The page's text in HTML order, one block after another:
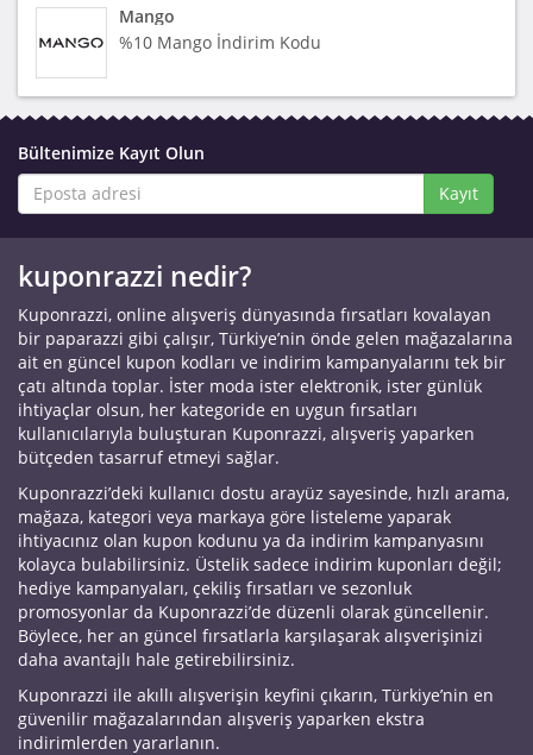
Mango
%10 Mango İndirim Kodu
Bültenimize Kayıt Olun
Kayıt
kuponrazzi nedir?
Kuponrazzi, online alışveriş dünyasında fırsatları kovalayan
bir paparazzi gibi çalışır, Türkiye’nin önde gelen mağazalarına
ait en güncel kupon kodları ve indirim kampanyalarını tek bir
çatı altında toplar. İster moda ister elektronik, ister günlük
ihtiyaçlar olsun, her kategoride en uygun fırsatları
kullanıcılarıyla buluşturan Kuponrazzi, alışveriş yaparken
bütçeden tasarruf etmeyi sağlar.
Kuponrazzi’deki kullanıcı dostu arayüz sayesinde, hızlı arama,
mağaza, kategori veya markaya göre listeleme yaparak
ihtiyacınız olan kupon kodunu ya da indirim kampanyasını
kolayca bulabilirsiniz. Üstelik sadece indirim kuponları değil;
hediye kampanyaları, çekiliş fırsatları ve sezonluk
promosyonlar da Kuponrazzi’de düzenli olarak güncellenir.
Böylece, her an güncel fırsatlarla karşılaşarak alışverişinizi
daha avantajlı hale getirebilirsiniz.
Kuponrazzi ile akıllı alışverişin keyfini çıkarın, Türkiye’nin en
güvenilir mağazalarından alışveriş yaparken ekstra
indirimlerden yararlanın.